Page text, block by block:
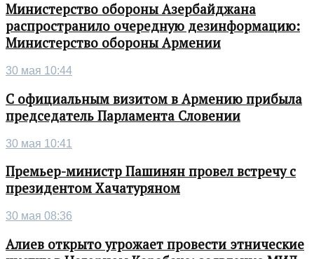
Министерство обороны Азербайджана
распространило очередную дезинформацию:
Министерство обороны Армении
30 мая 10:44
С официальным визитом в Армению прибыла
председатель Парламента Словении
30 мая 10:41
Премьер-министр Пашинян провел встречу с
президентом Хачатуряном
30 мая 08:36
Алиев открыто угрожает провести этнические